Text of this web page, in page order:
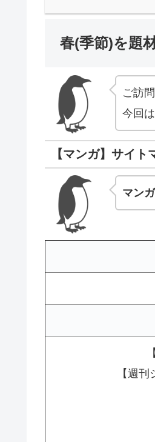
春(季節)を題
ご訪
今回
【マンガ】サイト
マン
【週刊